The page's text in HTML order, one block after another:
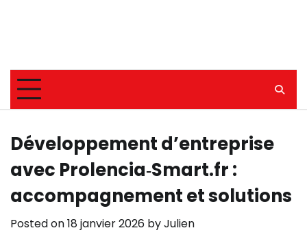
Développement d’entreprise
avec Prolencia‑Smart.fr :
accompagnement et solutions
Posted on18 janvier 2026 byJulien